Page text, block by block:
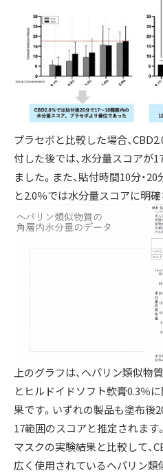
プラセボと比較した場合、
付した後では、水分量スコアが
ました。また、貼付時間10分・
と2.0％では水分量スコアに明
上のグラフは、ヘパリン類似物
とヒルドイドソフト軟膏0.3％
果です。いずれの製品も塗布後
17範囲のスコアと推定されます
マスクの実験結果と比較して、
広く使用されているヘパリン